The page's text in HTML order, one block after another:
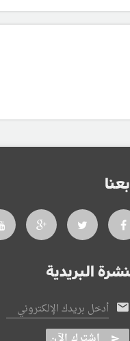
البريدية
أدخل بريدك الإلكتروني